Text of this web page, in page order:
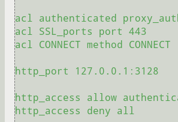
acl authenticated proxy_auth
acl SSL_ports port 443
acl CONNECT method CONNECT
http_port 127.0.0.1:3128
http_access allow
http_access deny all